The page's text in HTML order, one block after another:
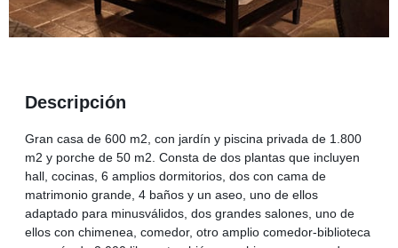
Descripción
Gran casa de 600 m2, con jardín y piscina privada de 1.800
m2 y porche de 50 m2. Consta de dos plantas que incluyen
hall, cocinas, 6 amplios dormitorios, dos con cama de
matrimonio grande, 4 baños y un aseo, uno de ellos
adaptado para minusválidos, dos grandes salones, uno de
ellos con chimenea, comedor, otro amplio comedor-biblioteca